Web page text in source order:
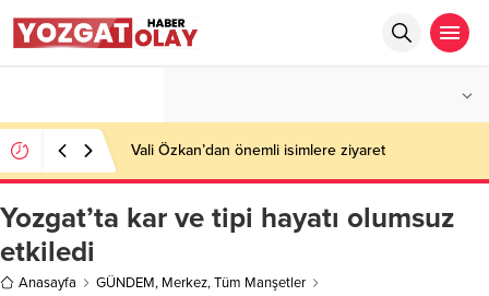
Vali Özkan’dan önemli isimlere ziyaret
Yozgat’ta kar ve tipi hayatı olumsuz
etkiledi
Anasayfa GÜNDEM, Merkez,Tüm Manşetler